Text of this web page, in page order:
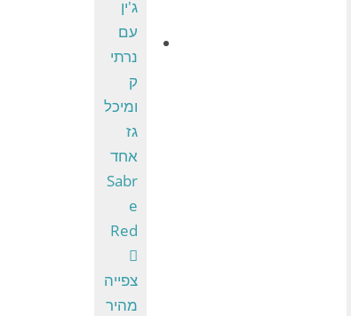
צפייה
מהיר